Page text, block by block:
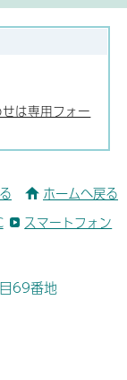
は専用フォー
ホームへ戻る
スマートフォン
69番地